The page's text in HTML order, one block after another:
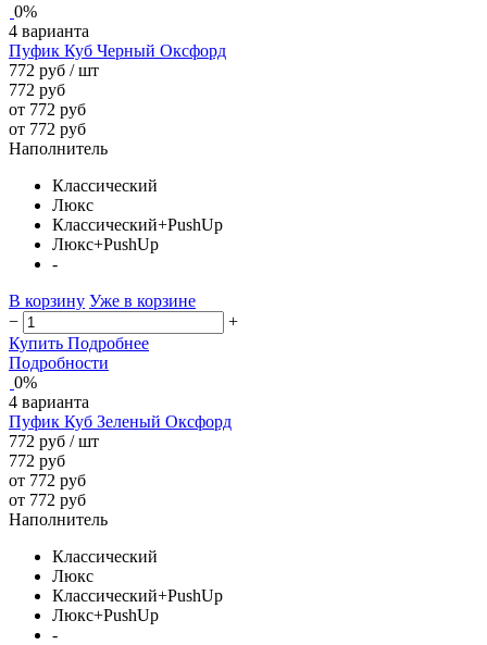
0%
4 варианта
Пуфик Куб Черный Оксфорд
772 руб / шт
772 руб
от 772 руб
от 772 руб
Наполнитель
Классический
Люкс
Классический+PushUp
Люкс+PushUp
-
В корзину Уже в корзине
−
+
Купить Подробнее
Подробности
0%
4 варианта
Пуфик Куб Зеленый Оксфорд
772 руб / шт
772 руб
от 772 руб
от 772 руб
Наполнитель
Классический
Люкс
Классический+PushUp
Люкс+PushUp
-